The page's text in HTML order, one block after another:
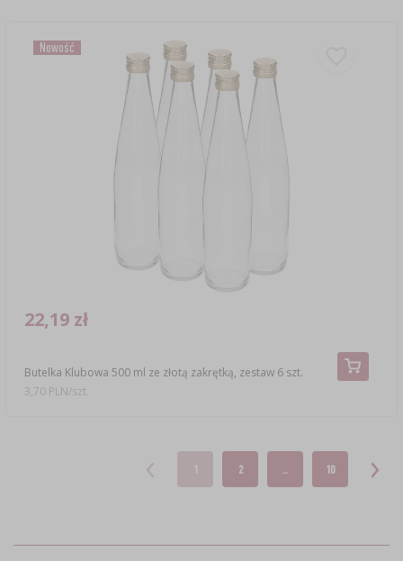
Nowość
Butelka Klubowa 500 ml ze złotą zakrętką, zestaw 6 szt.
22,19 zł
3,70 PLN/szt.
1 2 .. 10